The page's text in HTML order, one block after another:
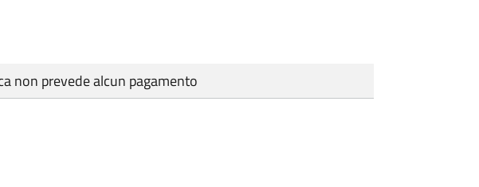
non prevede alcun pagamento